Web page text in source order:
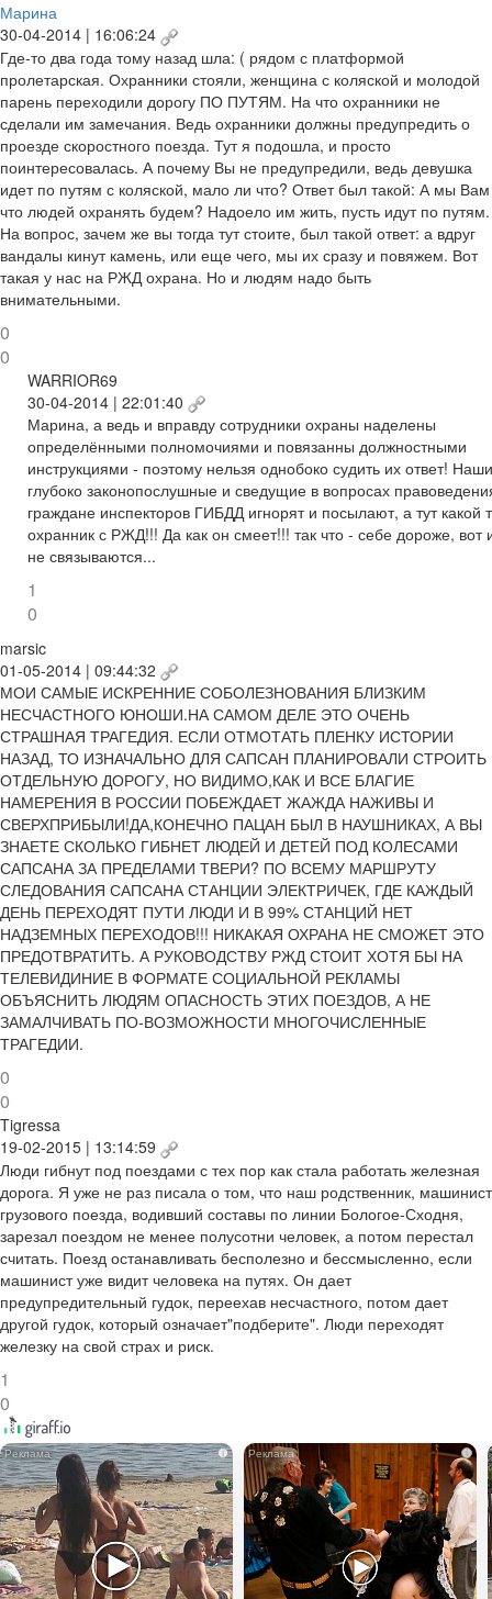
Марина
30-04-2014 | 16:06:24
Где-то два года тому назад шла: ( рядом с платформой
пролетарская. Охранники стояли, женщина с коляской и молодой
парень переходили дорогу ПО ПУТЯМ. На что охранники не
сделали им замечания. Ведь охранники должны предупредить о
проезде скоростного поезда. Тут я подошла, и просто
поинтересовалась. А почему Вы не предупредили, ведь девушка
идет по путям с коляской, мало ли что? Ответ был такой: А мы Вам
что людей охранять будем? Надоело им жить, пусть идут по путям.
На вопрос, зачем же вы тогда тут стоите, был такой ответ: а вдруг
вандалы кинут камень, или еще чего, мы их сразу и повяжем. Вот
такая у нас на РЖД охрана. Но и людям надо быть
внимательными.
0
0
WARRIOR69
30-04-2014 | 22:01:40
Марина, а ведь и вправду сотрудники охраны наделены
определёнными полномочиями и повязанны должностными
инструкциями - поэтому нельзя однобоко судить их ответ! Наши
глубоко законопослушные и сведущие в вопросах
граждане инспекторов ГИБДД игнорят и посылают, а тут какой
охранник с РЖД!!! Да как он смеет!!! так что - себе дороже, вот
не связываются...
1
0
marsic
01-05-2014 | 09:44:32
МОИ САМЫЕ ИСКРЕННИЕ СОБОЛЕЗНОВАНИЯ БЛИЗКИМ
НЕСЧАСТНОГО ЮНОШИ.НА САМОМ ДЕЛЕ ЭТО ОЧЕНЬ
СТРАШНАЯ ТРАГЕДИЯ. ЕСЛИ ОТМОТАТЬ ПЛЕНКУ ИСТОРИИ
НАЗАД, ТО ИЗНАЧАЛЬНО ДЛЯ САПСАН ПЛАНИРОВАЛИ СТРОИТЬ
ОТДЕЛЬНУЮ ДОРОГУ, НО ВИДИМО,КАК И ВСЕ БЛАГИЕ
НАМЕРЕНИЯ В РОССИИ ПОБЕЖДАЕТ ЖАЖДА НАЖИВЫ И
СВЕРХПРИБЫЛИ!ДА,КОНЕЧНО ПАЦАН БЫЛ В НАУШНИКАХ, А ВЫ
ЗНАЕТЕ СКОЛЬКО ГИБНЕТ ЛЮДЕЙ И ДЕТЕЙ ПОД КОЛЕСАМИ
САПСАНА ЗА ПРЕДЕЛАМИ ТВЕРИ? ПО ВСЕМУ МАРШРУТУ
СЛЕДОВАНИЯ САПСАНА СТАНЦИИ ЭЛЕКТРИЧЕК, ГДЕ КАЖДЫЙ
ДЕНЬ ПЕРЕХОДЯТ ПУТИ ЛЮДИ И В 99% СТАНЦИЙ НЕТ
НАДЗЕМНЫХ ПЕРЕХОДОВ!!! НИКАКАЯ ОХРАНА НЕ СМОЖЕТ ЭТО
ПРЕДОТВРАТИТЬ. А РУКОВОДСТВУ РЖД СТОИТ ХОТЯ БЫ НА
ТЕЛЕВИДИНИЕ В ФОРМАТЕ СОЦИАЛЬНОЙ РЕКЛАМЫ
ОБЪЯСНИТЬ ЛЮДЯМ ОПАСНОСТЬ ЭТИХ ПОЕЗДОВ, А НЕ
ЗАМАЛЧИВАТЬ ПО-ВОЗМОЖНОСТИ МНОГОЧИСЛЕННЫЕ
ТРАГЕДИИ.
0
0
Tigressa
19-02-2015 | 13:14:59
Люди гибнут под поездами с тех пор как стала работать железная
дорога. Я уже не раз писала о том, что наш родственник, машинист
грузового поезда, водивший составы по линии Бологое-Сходня,
зарезал поездом не менее полусотни человек, а потом перестал
считать. Поезд останавливать бесполезно и бессмысленно, если
машинист уже видит человека на путях. Он дает
предупредительный гудок, переехав несчастного, потом дает
другой гудок, который означает"подберите". Люди переходят
железку на свой страх и риск.
1
0
i i